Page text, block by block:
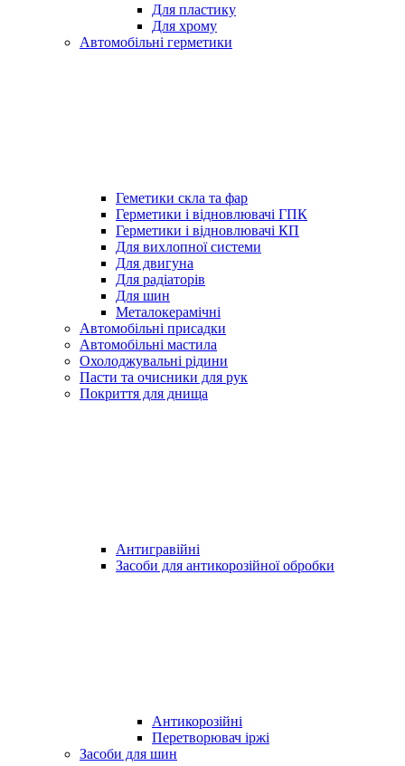
Для пластику
Для хрому
Автомобільні герметики
Геметики скла та фар
Герметики і відновлювачі ГПК
Герметики і відновлювачі КП
Для вихлопної системи
Для двигуна
Для радіаторів
Для шин
Металокерамічні
Автомобільні присадки
Автомобільні мастила
Охолоджувальні рідини
Пасти та очисники для рук
Покриття для днища
Антигравійні
Засоби для антикорозійної обробки
Антикорозійні
Перетворювач іржі
Засоби для шин